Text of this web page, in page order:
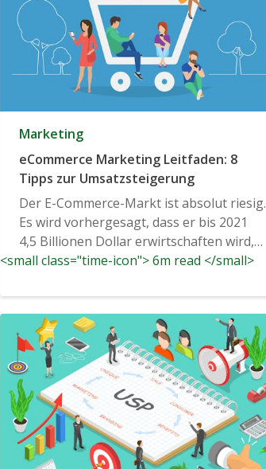
Marketing
eCommerce Marketing Leitfaden: 8
Tipps zur Umsatzsteigerung
Der E-Commerce-Markt ist absolut riesig.
Es wird vorhergesagt, dass er bis 2021
4,5 Billionen Dollar erwirtschaften wird,
und die...
<small class="time-icon"> 6m read </small>